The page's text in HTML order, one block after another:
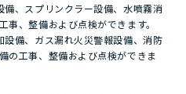
備、スプリンクラー設備、水噴霧消
事、整備および点検ができます。
設備、ガス漏れ火災警報設備、消防
の工事、整備および点検ができま